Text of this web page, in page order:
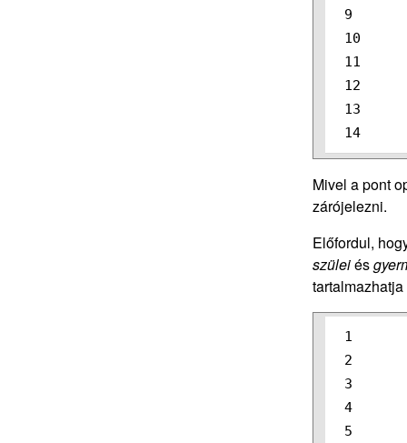
9
10
11
12
13
Mivel a pont
zárójelezni.
Előfordul,
szüleiés
1
2
3
4
5